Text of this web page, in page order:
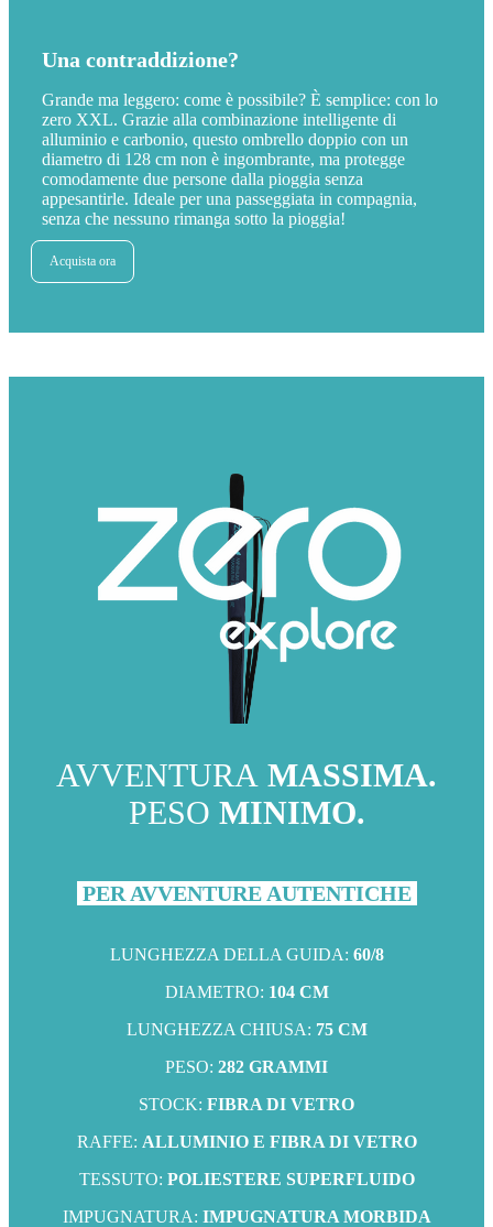
Una contraddizione?
Grande ma leggero: come è possibile? È semplice: con lo
zero XXL. Grazie alla combinazione intelligente di
alluminio e carbonio, questo ombrello doppio con un
diametro di 128 cm non è ingombrante, ma protegge
comodamente due persone dalla pioggia senza
appesantirle. Ideale per una passeggiata in compagnia,
senza che nessuno rimanga sotto la pioggia!
Acquista ora
AVVENTURA MASSIMA.
PESO MINIMO.
PER AVVENTURE AUTENTICHE
LUNGHEZZA DELLA GUIDA: 60/8
DIAMETRO: 104 CM
LUNGHEZZA CHIUSA: 75 CM
PESO: 282 GRAMMI
STOCK: FIBRA DI VETRO
RAFFE: ALLUMINIO E FIBRA DI VETRO
TESSUTO: POLIESTERE SUPERFLUIDO
IMPUGNATURA: IMPUGNATURA MORBIDA